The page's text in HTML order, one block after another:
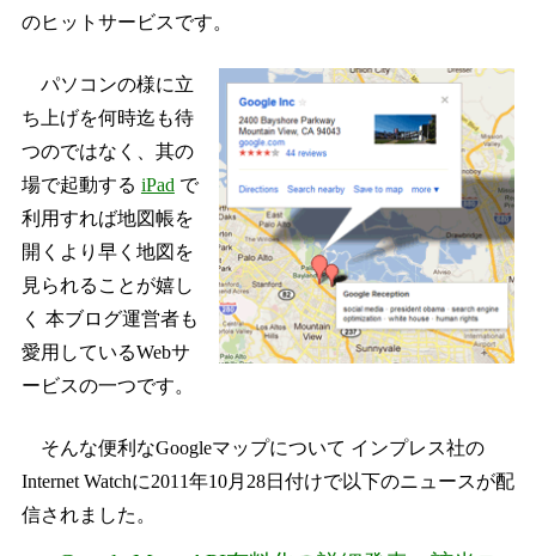
のヒットサービスです。
パソコンの様に立
ち上げを何時迄も待
つのではなく、其の
場で起動する iPad で
利用すれば地図帳を
開くより早く地図を
見られることが嬉し
く 本ブログ運営者も
愛用しているWebサ
ービスの一つです。
そんな便利なGoogleマップについて インプレス社の
Internet Watchに2011年10月28日付けで以下のニュースが配
信されました。